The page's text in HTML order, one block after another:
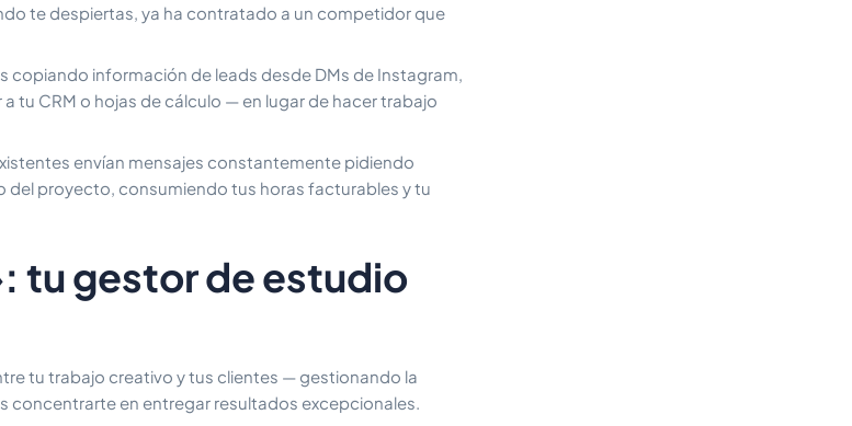
te despiertas, ya ha contratado a un competidor que
copiando información de leads desde DMs de Instagram,
tu CRM o hojas de cálculo — en lugar de hacer trabajo
envían mensajes constantemente pidiendo
del proyecto, consumiendo tus horas facturables y tu
tu gestor de estudio
tu trabajo creativo y tus clientes — gestionando la
concentrarte en entregar resultados excepcionales.